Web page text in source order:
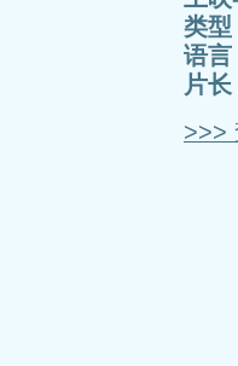
类型
语言
片长
>>>